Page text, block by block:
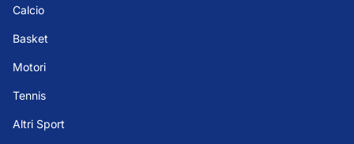
Calcio
Basket
Motori
Tennis
Altri Sport